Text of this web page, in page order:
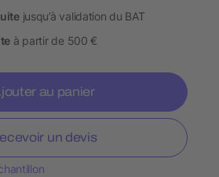
jusqu’à validation du BAT
à partir de 500 €
au panier
un devis